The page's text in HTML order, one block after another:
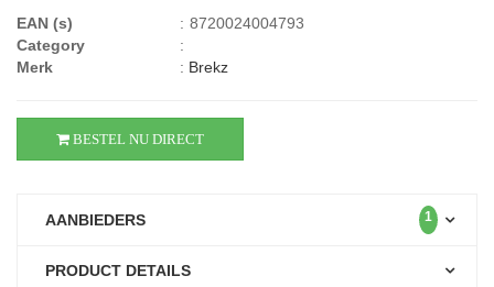
EAN (s)
: 8720024004793
Category
:
Merk
: Brekz
BESTEL NU DIRECT
AANBIEDERS 1
PRODUCT DETAILS